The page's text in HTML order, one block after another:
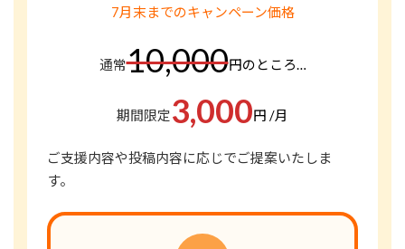
7月末までのキャンペーン価格
通常10,000円のところ…
期間限定3,000円 /月
ご支援内容や投稿内容に応じでご提案いたしま
す。